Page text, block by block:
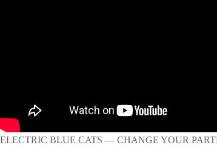
ELECTRIC BLUE CATS — CHANGE YOUR